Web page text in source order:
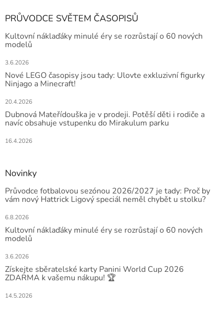
PRŮVODCE SVĚTEM ČASOPISŮ
Kultovní náklaďáky minulé éry se rozrůstají o 60 nových
modelů
3.6.2026
Nové LEGO časopisy jsou tady: Ulovte exkluzivní figurky
Ninjago a Minecraft!
20.4.2026
Dubnová Mateřídouška je v prodeji. Potěší děti i rodiče a
navíc obsahuje vstupenku do Mirakulum parku
16.4.2026
Novinky
Průvodce fotbalovou sezónou 2026/2027 je tady: Proč by
vám nový Hattrick Ligový speciál neměl chybět u stolku?
6.8.2026
Kultovní náklaďáky minulé éry se rozrůstají o 60 nových
modelů
3.6.2026
Získejte sběratelské karty Panini World Cup 2026
ZDARMA k vašemu nákupu! 🏆
14.5.2026